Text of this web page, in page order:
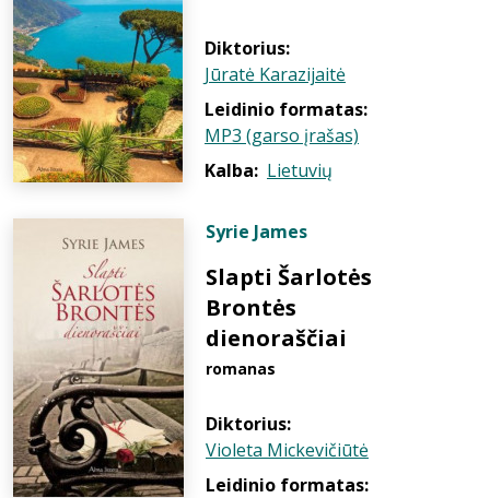
Diktorius:
Jūratė Karazijaitė
Leidinio formatas:
MP3 (garso įrašas)
Kalba: Lietuvių
Syrie James
Slapti Šarlotės
Brontės
dienoraščiai
romanas
Diktorius:
Violeta Mickevičiūtė
Leidinio formatas: